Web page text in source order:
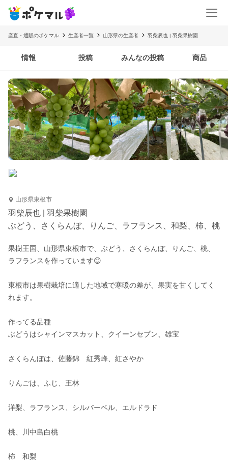
産直・通販のポケマル 生産者一覧 山形県の生産者 羽柴辰也 | 羽柴果樹園
情報 投稿 みんなの投稿 商品
山形県東根市
羽柴辰也 | 羽柴果樹園
ぶどう、さくらんぼ、りんご、ラフランス、和梨、柿、桃
果樹王国、山形県東根市で、ぶどう、さくらんぼ、りんご、桃、
ラフランスを作っています😊
東根市は果樹栽培に適した地域で寒暖の差が、果実を甘くしてく
れます。
作ってる品種
ぶどうはシャインマスカット、クイーンセブン、雄宝
さくらんぼは、佐藤錦　紅秀峰、紅さやか
りんごは、ふじ、王林
洋梨、ラフランス、シルバーベル、エルドラド
桃、川中島白桃
柿　和梨